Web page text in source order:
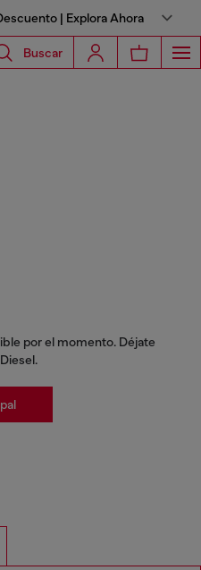
| Explora Ahora
Buscar
por el momento. Déjate